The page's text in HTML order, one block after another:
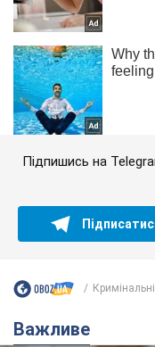
Підпишись на
Важливе